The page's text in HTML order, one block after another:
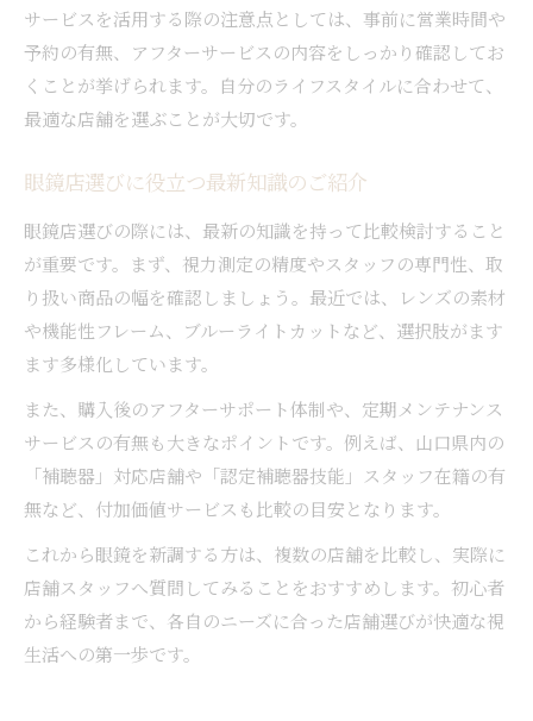
サービスを活用する際の注意点としては、事前に営業時間や
予約の有無、アフターサービスの内容をしっかり確認してお
くことが挙げられます。自分のライフスタイルに合わせて、
最適な店舗を選ぶことが大切です。
眼鏡店選びに役立つ最新知識のご紹介
眼鏡店選びの際には、最新の知識を持って比較検討すること
が重要です。まず、視力測定の精度やスタッフの専門性、取
り扱い商品の幅を確認しましょう。最近では、レンズの素材
や機能性フレーム、ブルーライトカットなど、選択肢がます
ます多様化しています。
また、購入後のアフターサポート体制や、定期メンテナンス
サービスの有無も大きなポイントです。例えば、山口県内の
「補聴器」対応店舗や「認定補聴器技能」スタッフ在籍の有
無など、付加価値サービスも比較の目安となります。
これから眼鏡を新調する方は、複数の店舗を比較し、実際に
店舗スタッフへ質問してみることをおすすめします。初心者
から経験者まで、各自のニーズに合った店舗選びが快適な視
生活への第一歩です。